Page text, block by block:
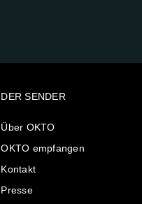
DER SENDER
Über OKTO
OKTO empfangen
Kontakt
Presse